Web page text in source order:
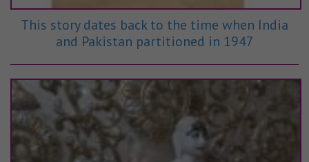
This story dates back to the time when India
and Pakistan partitioned in 1947